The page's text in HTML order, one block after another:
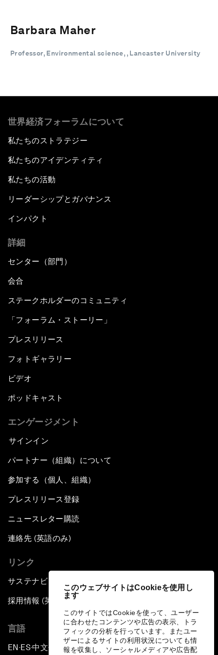
このウェブサイトはCookieを使用し
ます
このサイトではCookieを使って、ユーザー
に合わせたコンテンツや広告の表示、トラ
フィックの分析を行っています。またユー
ザーによるサイトの利用状況についても情
報を収集し、ソーシャルメディアや広告配
Barbara Maher
Professor, Environmental science, , Lancaster University
世界経済フォーラムについて
私たちのストラテジー
私たちのアイデンティティ
私たちの活動
リーダーシップとガバナンス
インパクト
詳細
センター（部門）
会合
ステークホルダーのコミュニティ
「フォーラム・ストーリー」
プレスリリース
フォトギャラリー
ビデオ
ポッドキャスト
エンゲージメント
サインイン
パートナー（組織）について
参加する（個人、組織）
プレスリリース登録
ニュースレター購読
連絡先 (英語のみ)
リンク
サステナビリティへの取り組み
採用情報 (英語のみ)
言語
EN ▪ES▪中文▪ 日本語